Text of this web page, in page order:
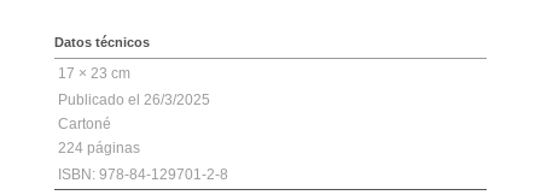
Datos técnicos
17 × 23 cm
26/3/2025
Cartoné
224
ISBN: 978-84-129701-2-8